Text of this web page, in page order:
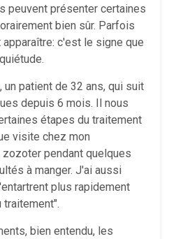
peuvent présenter certaines
bien sûr. Parfois
c'est le signe que
un patient de 32 ans, qui suit
depuis 6 mois. Il nous
étapes du traitement
visite chez mon
pendant quelques
à manger. J'ai aussi
plus rapidement
traitement".
bien entendu, les